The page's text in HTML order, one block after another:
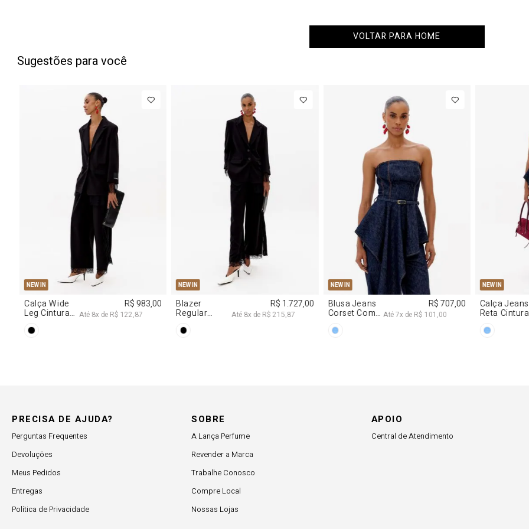
VOLTAR PARA HOME
Sugestões para você
NEW IN
PP M G
Blazer
Regular
Com Renda
R$ 1.727,00
Até 8x deR$ 215,87
NEW IN
PP M
Blusa Jeans
Corset Com
R$ 707,00
7x deR$ 101,00
NEW IN
34 40
Calça Jeans
Reta Cintura
R$ 617,00
Até6x deR$ 102,83
NEW IN
PP
Vestido
Decote
Brilhos
PRECISA DE AJUDA?
Perguntas Frequentes
Devoluções
Meus Pedidos
Entregas
Política de Privacidade
SOBRE
A Lança Perfume
Revender a Marca
Trabalhe Conosco
Compre Local
Nossas Lojas
APOIO
Central de Atendimento